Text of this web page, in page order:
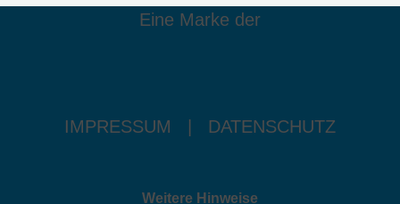
Eine Marke der
IMPRESSUM DATENSCHUTZ
Weitere Hinweise